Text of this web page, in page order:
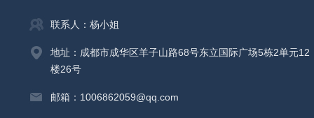
联系人：杨小姐
地址：成都市成华区羊子山路68号东立国际广场5栋2单元12
楼26号
邮箱：1006862059@qq.com